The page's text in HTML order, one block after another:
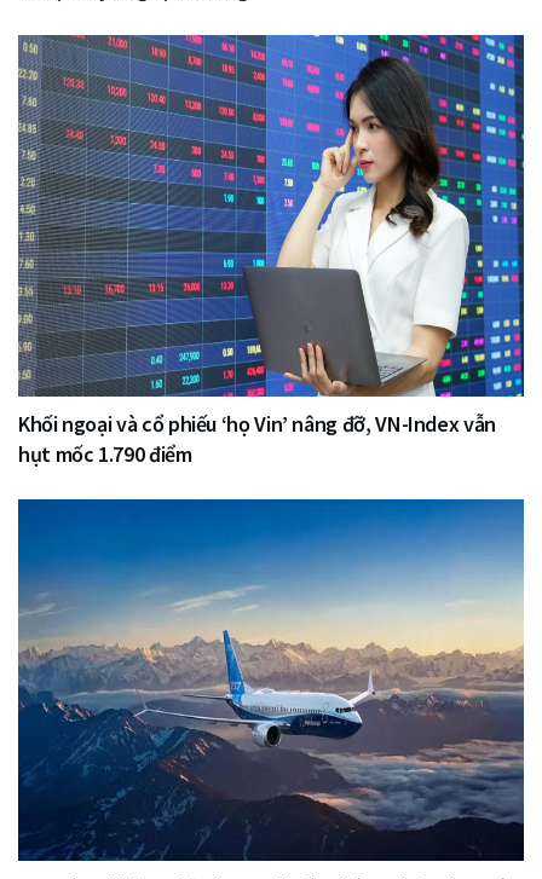
Khối ngoại và cổ phiếu ‘họ Vin’ nâng đỡ, VN-Index vẫn
hụt mốc 1.790 điểm